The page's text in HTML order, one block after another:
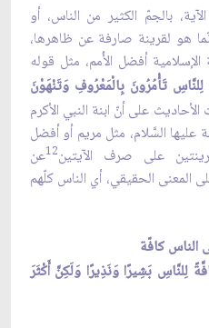
بالجمّ الكثير من الناس، أو
هو لقرينة صارفة عن ظاهرها،
أفضل الأُمم، مثل قوله
تَأْمُرُونَ بِالْمَعْرُوفِ وَتَنْهَوْنَ
ودلّت الأحاديث على أنّ ابنة النبي الأكرم
عليها السَّلام، مثل مريم أو أفضل
على صرف الآيتين12عن
المعنى الحقيقي، أي الناس كلّهم
الناس كافّة
لِلنَّاسِ بَشِيرًا وَنَذِيرًا وَلَكِنَّ أَكْثَرَ